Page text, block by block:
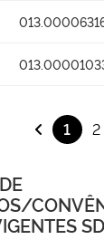
1 2